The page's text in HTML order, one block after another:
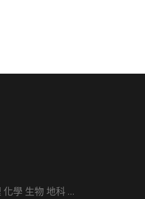
學 生物 地科 …